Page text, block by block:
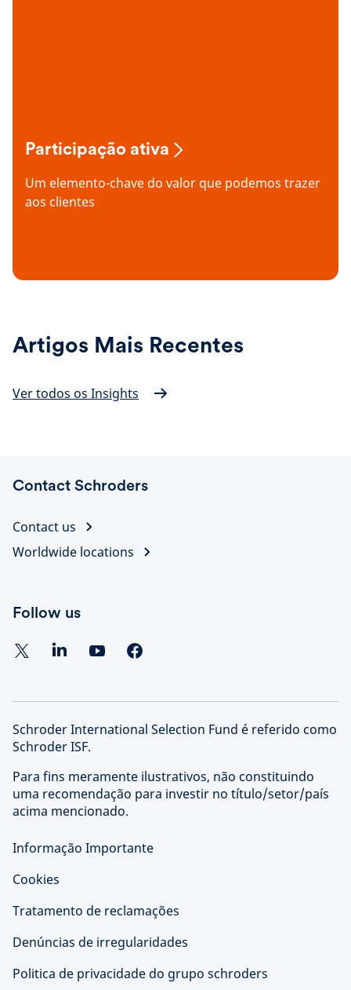
Participação ativa
Um elemento-chave do valor que podemos trazer
aos clientes
Artigos Mais Recentes
Ver todos os Insights
Contact Schroders
Contact us
Worldwide locations
Follow us
Schroder International Selection Fund é referido como
Schroder ISF.
Para fins meramente ilustrativos, não constituindo
uma recomendação para investir no título/setor/país
acima mencionado.
Informação Importante
Cookies
Tratamento de reclamações
Denúncias de irregularidades
Politica de privacidade do grupo schroders